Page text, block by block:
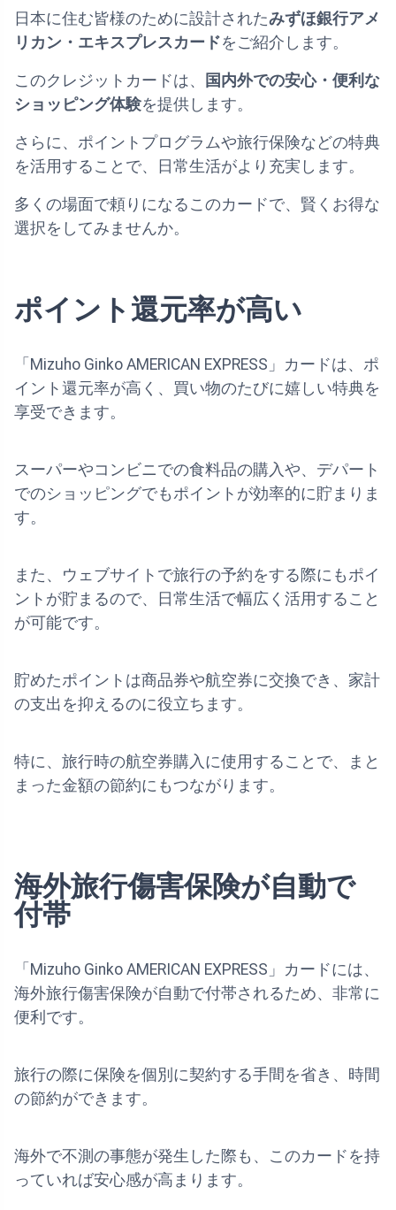
日本に住む皆様のために設計されたみずほ銀行アメ
リカン・エキスプレスカードをご紹介します。
このクレジットカードは、
国内外での安心・便利な
ショッピング体験を提供します。
さらに、ポイントプログラムや旅行保険などの特典
を活用することで、日常生活がより充実します。
多くの場面で頼りになるこのカードで、賢くお得な
選択をしてみませんか。
ポイント還元率が高い
「Mizuho Ginko AMERICAN EXPRESS」カードは、ポ
イント還元率が高く、買い物のたびに嬉しい特典を
享受できます。
スーパーやコンビニでの食料品の購入や、デパート
でのショッピングでもポイントが効率的に貯まりま
す。
また、ウェブサイトで旅行の予約をする際にもポイ
ントが貯まるので、日常生活で幅広く活用すること
が可能です。
貯めたポイントは商品券や航空券に交換でき、家計
の支出を抑えるのに役立ちます。
特に、旅行時の航空券購入に使用することで、まと
まった金額の節約にもつながります。
海外旅行傷害保険が自動で
付帯
「Mizuho Ginko AMERICAN EXPRESS」カードには、
海外旅行傷害保険が自動で付帯されるため、非常に
便利です。
旅行の際に保険を個別に契約する手間を省き、時間
の節約ができます。
海外で不測の事態が発生した際も、このカードを持
っていれば安心感が高まります。